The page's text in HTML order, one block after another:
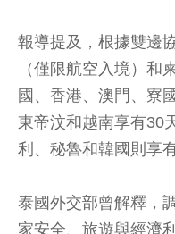
報導提及，根據雙邊
（僅限航空入境）和
國、香港、澳門、寮
東帝汶和越南享有30
利、秘魯和韓國則享
泰國外交部曾解釋，
家安全、旅遊與經濟